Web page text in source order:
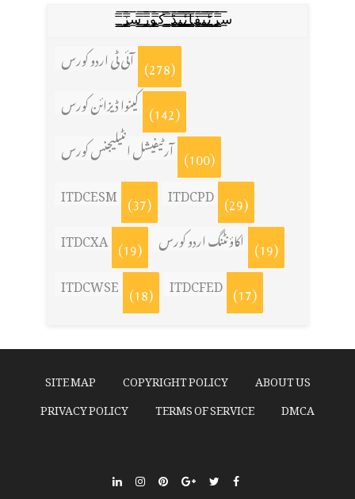
س̳̿͟͞ر̳̿͟͞ٹ̳̿͟͞ی̳̿͟͞ف̳̿͟͞ا̳̿͟͞ي̳̳̿ٔ̿͟͟͞͞ی̳̿͟͞ڈ̳̿͟͞ ̳̿͟͞ک̳̿͟͞و̳̿͟͞ر̳̿͟͞س̳̿͟͞ز̳̿͟͞
آئی ٹی اردو کورس (278)
کینوا ڈیزائن کورس (142)
آرٹیفیشل انٹیلیجنس کورس (100)
ITDCESM (37) ITDCPD (29)
ITDCXA (19) اکاؤنٹنگ اردو کورس (19)
ITDCWSE (18) ITDCFED (17)
ABOUT US
COPYRIGHT POLICY
SITE MAP
DMCA
TERMS OF SERVICE
PRIVACY POLICY